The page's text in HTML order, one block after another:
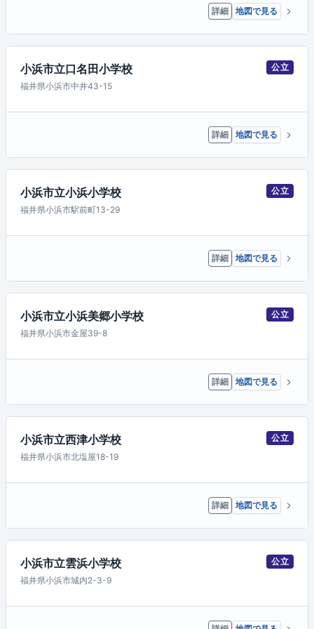
詳細 地図で見る
小浜市立口名田小学校
公立
福井県小浜市中井43-15
詳細 地図で見る
小浜市立小浜小学校
公立
福井県小浜市駅前町13-29
詳細 地図で見る
小浜市立小浜美郷小学校
公立
福井県小浜市金屋39-8
詳細 地図で見る
小浜市立西津小学校
公立
福井県小浜市北塩屋18-19
詳細 地図で見る
小浜市立雲浜小学校
公立
福井県小浜市城内2-3-9